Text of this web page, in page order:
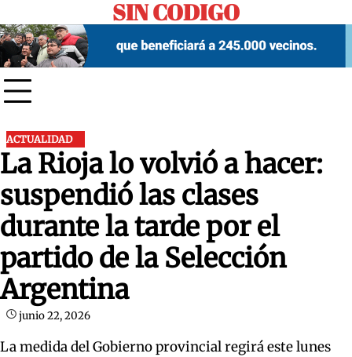
to
content
SIN CODIGO
ACTUALIDAD
La Rioja lo volvió a hacer:
suspendió las clases
durante la tarde por el
partido de la Selección
Argentina
junio 22, 2026
La medida del Gobierno provincial regirá este lunes